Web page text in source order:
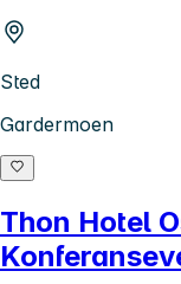
Sted
Gardermoen
Thon Hotel